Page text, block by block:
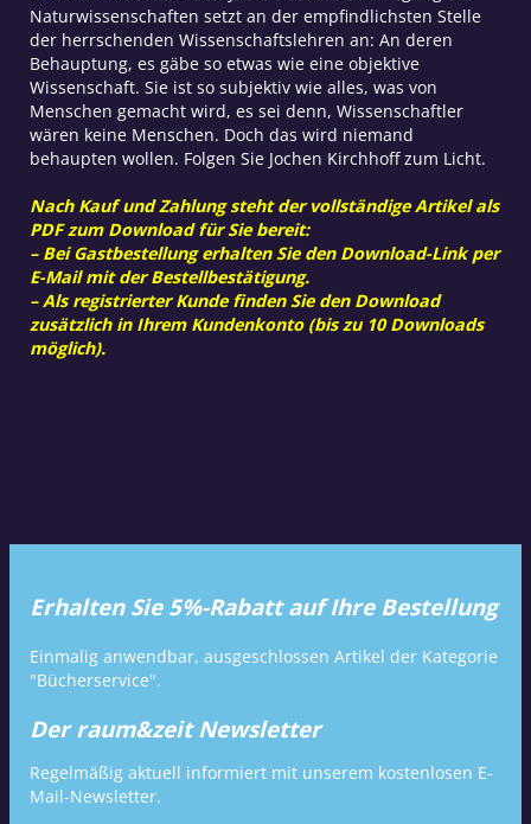
Naturwissenschaften setzt an der empfindlichsten Stelle
der herrschenden Wissenschaftslehren an: An deren
Behauptung, es gäbe so etwas wie eine objektive
Wissenschaft. Sie ist so subjektiv wie alles, was von
Menschen gemacht wird, es sei denn, Wissenschaftler
wären keine Menschen. Doch das wird niemand
behaupten wollen. Folgen Sie Jochen Kirchhoff zum Licht.
Nach Kauf und Zahlung steht der vollständige Artikel als
PDF zum Download für Sie bereit:
– Bei Gastbestellung erhalten Sie den Download-Link per
E-Mail mit der Bestellbestätigung.
– Als registrierter Kunde finden Sie den Download
zusätzlich in Ihrem Kundenkonto (bis zu 10 Downloads
möglich).
Erhalten Sie 5%-Rabatt auf Ihre Bestellung
Einmalig anwendbar, ausgeschlossen Artikel der Kategorie
"Bücherservice".
Der raum&zeit Newsletter
Regelmäßig aktuell informiert mit unserem kostenlosen E-
Mail-Newsletter.